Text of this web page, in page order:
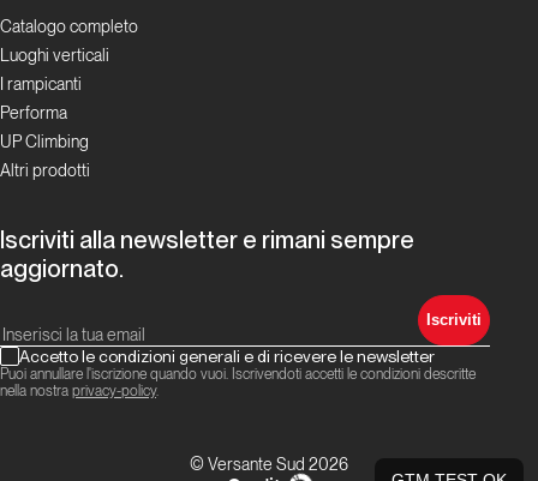
Catalogo completo
Luoghi verticali
I rampicanti
Performa
UP Climbing
Altri prodotti
Iscriviti alla newsletter e rimani sempre
aggiornato.
Iscriviti
Accetto le condizioni generali e di ricevere le newsletter
Puoi annullare l'iscrizione quando vuoi. Iscrivendoti accetti le condizioni descritte
nella nostra privacy-policy.
© Versante Sud 2026